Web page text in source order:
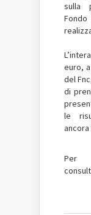
sulla
euro,
del
di
le
Per